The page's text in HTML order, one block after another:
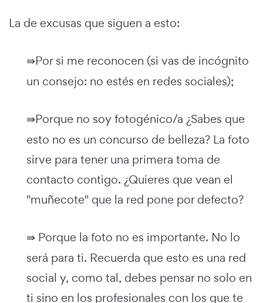
La de excusas que siguen a esto:
⇛Por si me reconocen (si vas de incógnito
un consejo: no estés en redes sociales);
⇛Porque no soy fotogénico/a ¿Sabes que
esto no es un concurso de belleza? La foto
sirve para tener una primera toma de
contacto contigo. ¿Quieres que vean el
"muñecote" que la red pone por defecto?
⇛ Porque la foto no es importante. No lo
será para ti. Recuerda que esto es una red
social y, como tal, debes pensar no solo en
ti sino en los profesionales con los que te